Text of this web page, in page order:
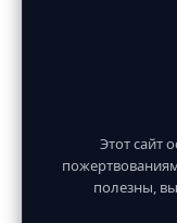
Этот сайт
полезны,